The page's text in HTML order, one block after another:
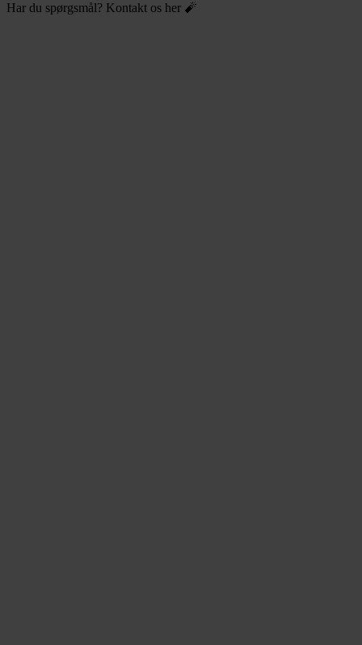
Har du spørgsmål? Kontakt os her 🧨